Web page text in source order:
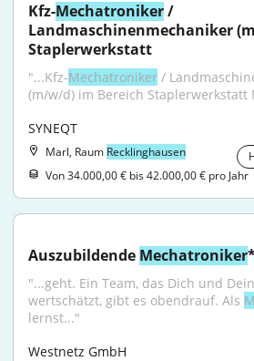
Kfz-Mechatroniker /
Landmaschinenmechaniker
Staplerwerkstatt
"...Kfz-Mechatroniker /
(m/w/d) im Bereich Staplerwerkstatt
SYNEQT
Marl, Raum Recklinghausen
Von 34.000,00 € bis 42.000,00 € pro Jahr
Auszubildende Mechatroniker
"...geht. Ein Team, das Dich und
wertschätzt, gibt es obendrauf. Als
lernst..."
Westnetz GmbH